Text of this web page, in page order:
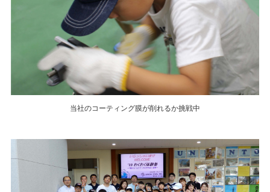
当社のコーティング膜が削れるか挑戦中